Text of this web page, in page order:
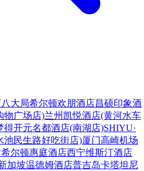
大局希尔顿欢朋酒店昌硕印象酒
物广场店)兰州凯悦酒店(黄河水车
得开元名都酒店(南湖店)SHIYU·
池民生路好吃街店)厦门高崎机场
尔顿惠庭酒店西宁维斯汀酒店
加坡温德姆酒店普吉岛卡塔坦尼